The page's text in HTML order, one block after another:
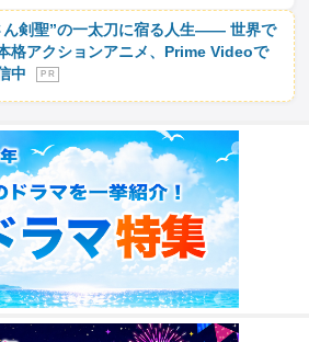
ん剣聖”の一太刀に宿る人生―― 世界で
格アクションアニメ、Prime Videoで
中
P R